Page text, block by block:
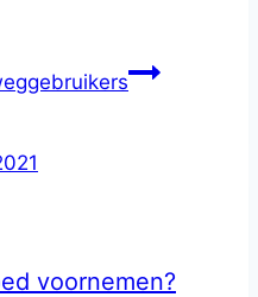
voornemen?